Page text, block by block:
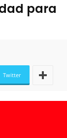
para
Twitter